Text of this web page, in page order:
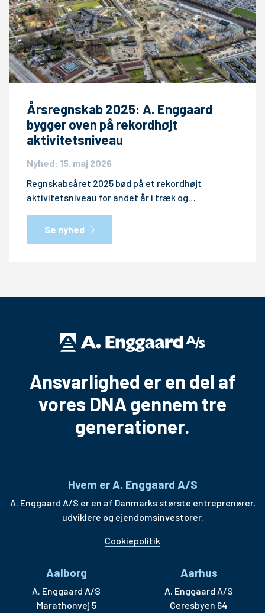
Årsregnskab 2025: A. Enggaard
bygger oven på rekordhøjt
aktivitetsniveau
Nyhed: 15. maj 2026
Regnskabsåret 2025 bød på et rekordhøjt
aktivitetsniveau for andet år i træk og…
Se nyhed
Ansvarlighed er en del af
vores DNA gennem tre
generationer.
Hvem er A. Enggaard A/S
A. Enggaard A/S er en af Danmarks største entreprenører,
udviklere og ejendomsinvestorer.
Cookiepolitik
Aalborg
A. Enggaard A/S
Marathonvej 5
Aarhus
A. Enggaard A/S
Ceresbyen 64